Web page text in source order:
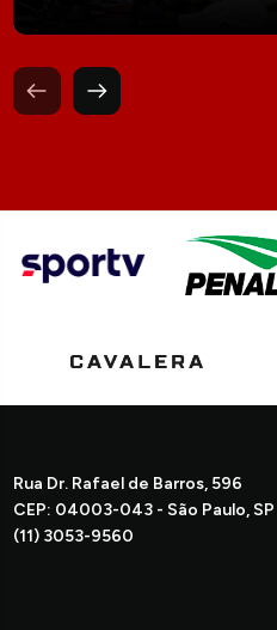
Rua Dr. Rafael de Barros, 596
CEP: 04003-043 - São Paulo, SP
(11) 3053-9560